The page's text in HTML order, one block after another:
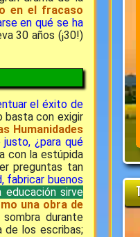
en el fracaso
en qué se ha
30 años (¡30!)
el éxito de
basta con exigir
Humanidades
¿para qué
con la estúpida
preguntas tan
fabricar buenos
educación sirve
una obra de
durante
de los escribas;